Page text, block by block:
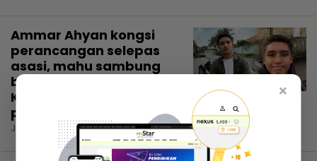
Ammar Ahyan kongsi
perancangan selepas
asasi, mahu sambung
belajar di luar negara...
Kalau boleh sampai
peringkat ‘master’
Jumaat, 31 Julai 2026 3:22 PM
×